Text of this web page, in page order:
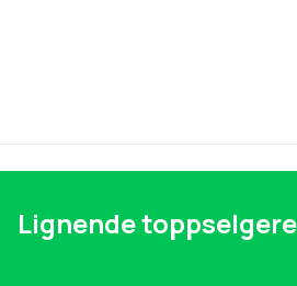
Lignende toppselgere